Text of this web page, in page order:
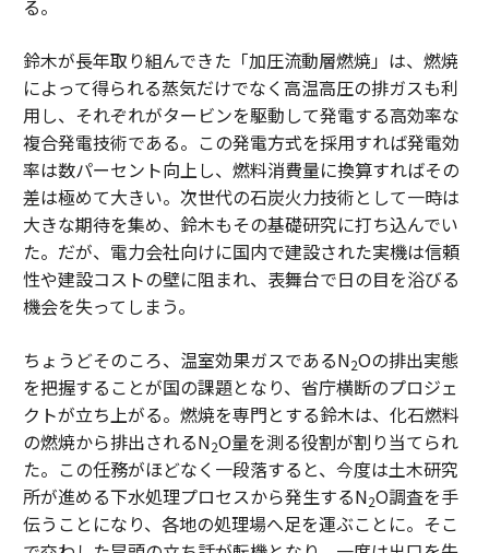
る。
鈴木が長年取り組んできた「加圧流動層燃焼」は、燃焼
によって得られる蒸気だけでなく高温高圧の排ガスも利
用し、それぞれがタービンを駆動して発電する高効率な
複合発電技術である。この発電方式を採用すれば発電効
率は数パーセント向上し、燃料消費量に換算すればその
差は極めて大きい。次世代の石炭火力技術として一時は
大きな期待を集め、鈴木もその基礎研究に打ち込んでい
た。だが、電力会社向けに国内で建設された実機は信頼
性や建設コストの壁に阻まれ、表舞台で日の目を浴びる
機会を失ってしまう。
ちょうどそのころ、温室効果ガスであるN2Oの排出実態
を把握することが国の課題となり、省庁横断のプロジェ
クトが立ち上がる。燃焼を専門とする鈴木は、化石燃料
の燃焼から排出されるN2O量を測る役割が割り当てられ
た。この任務がほどなく一段落すると、今度は土木研究
所が進める下水処理プロセスから発生するN2O調査を手
伝うことになり、各地の処理場へ足を運ぶことに。そこ